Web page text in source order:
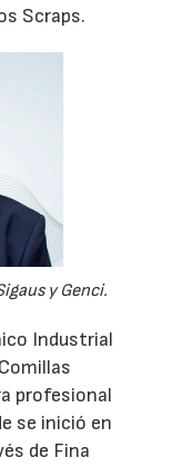
Scraps.
y Genci.
Industrial
profesional
se inició en
de Fina